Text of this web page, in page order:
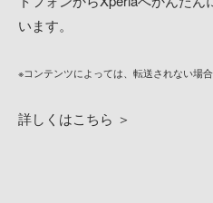
います。
※コンテンツによっては、転送されない場合
詳しくはこちら ＞